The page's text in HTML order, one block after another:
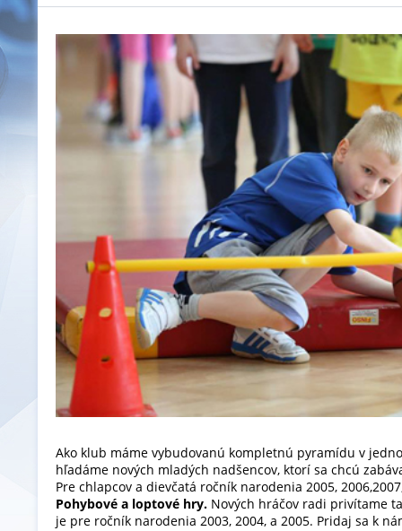
Ako klub máme vybudovanú kompletnú pyramídu v
hľadáme nových mladých nadšencov, ktorí sa chcú
Pre chlapcov a dievčatá ročník narodenia 2005,
Pohybové a loptové hry. Nových hráčov radi privítame
je pre ročník narodenia 2003, 2004, a 2005. Pridaj sa k